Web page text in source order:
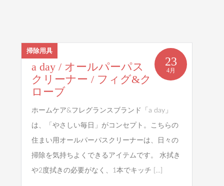
掃除用具
23
4月
a day / オールパーパス
クリーナー / フィグ&ク
ローブ
ホームケア&フレグランスブランド「a day」
は、「やさしい毎日」がコンセプト。こちらの
住まい用オールパーパスクリーナーは、日々の
掃除を気持ちよくできるアイテムです。 水拭き
や2度拭きの必要がなく、1本でキッチ […]